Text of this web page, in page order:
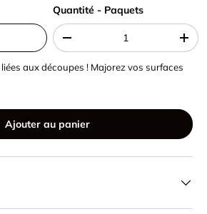
Quantité - Paquets
Quantité - Paquets
- +
aux découpes ! Majorez vos surfaces
Ajouter au panier